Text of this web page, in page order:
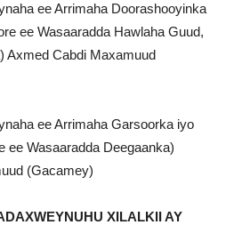
ee Arrimaha Doorashooyinka
ee Wasaaradda Hawlaha Guud,
Axmed Cabdi Maxamuud
ee Arrimaha Garsoorka iyo
ee Wasaaradda Deegaanka)
(Gacamey)
XILALKII AY